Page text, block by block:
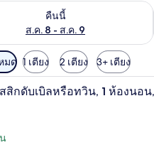
คืนนี้
ส.ค. 8 - ส.ค. 9
จำนวนห้องพักว่างในคืนนี้ ส.ค.
มด 1 เตียง 2 เตียง 3+ เตียง
มินิบาร์, โต๊ะ
สิกดับเบิลหรือทวิน, 1 ห้องนอน